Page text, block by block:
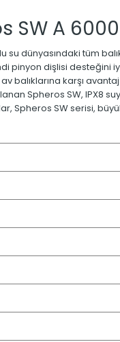
SW A
su dünyasındaki tüm
pinyon dişlisi
balıklarına karşı
Spheros SW, IPX8
Spheros SW serisi,